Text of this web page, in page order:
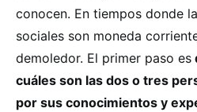
conocen. En tiempos donde
sociales son moneda
demoledor. El primer paso es
cuáles son las dos o tres
por sus conocimientos y